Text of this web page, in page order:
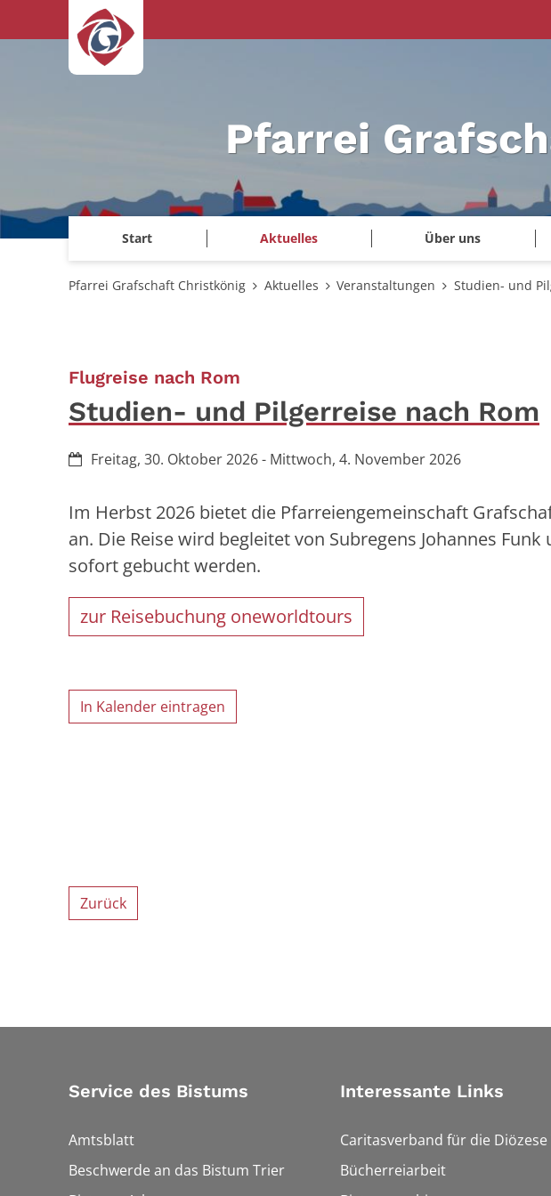
Zum Inhalt springen
Pfarrei
Start Aktuelles Über uns
Pfarrei Grafschaft Christkönig Aktuelles Veranstaltungen Studien- und
Flugreise nach Rom
Studien- und Pilgerreise nach Rom
Datum:Freitag, 30. Oktober 2026 - Mittwoch, 4. November 2026
Im Herbst 2026 bietet die Pfarreiengemeinschaft
an. Die Reise wird begleitet von Subregens Johannes
sofort gebucht werden.
zur Reisebuchung oneworldtours
In Kalender eintragen
Zurück
Service des Bistums
Amtsblatt
Beschwerde an das Bistum Trier
Interessante Links
Caritasverband für die
Bücherreiarbeit